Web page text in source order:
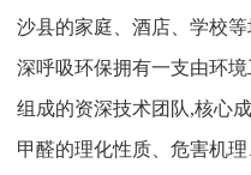
沙县的家庭、酒店、学校
深呼吸环保拥有一支由环
组成的资深技术团队,核心
甲醛的理化性质、危害机